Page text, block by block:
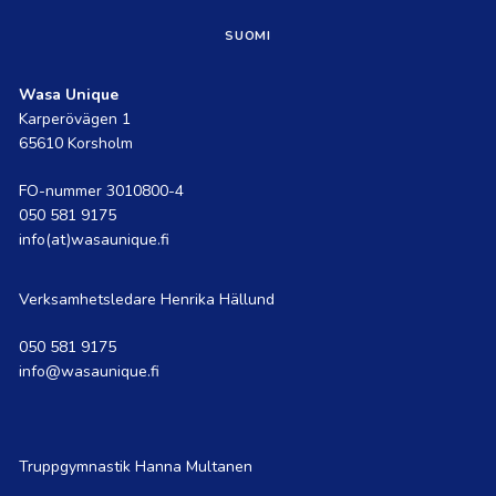
link
SUOMI
Wasa Unique
Karperövägen 1
65610 Korsholm
FO-nummer 3010800-4
050 581 9175
info(at)wasaunique.fi
Verksamhetsledare Henrika Hällund
050 581 9175
info@wasaunique.fi
Truppgymnastik Hanna Multanen